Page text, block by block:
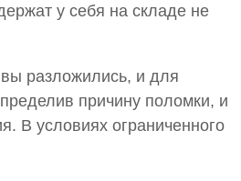
у себя на складе не
разложились, и для
причину поломки, и
В условиях ограниченного